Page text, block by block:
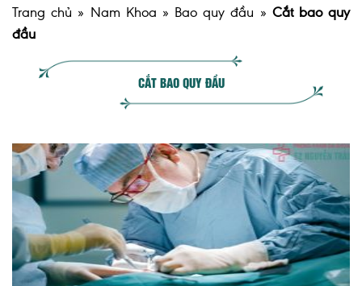
Trang chủ » Nam Khoa » Bao quy đầu » Cắt bao quy
đầu
CẮT BAO QUY ĐẦU